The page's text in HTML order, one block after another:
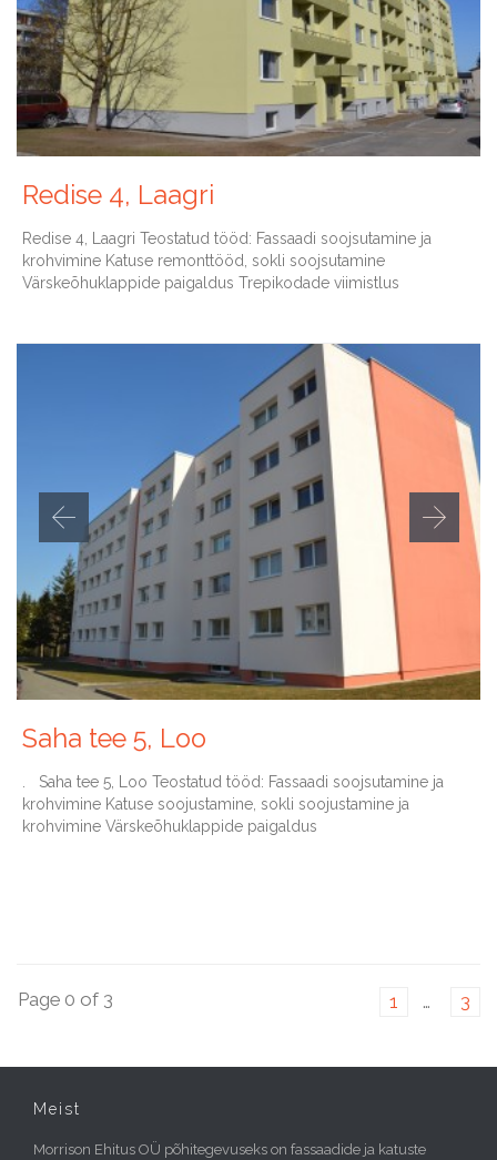
Redise 4, Laagri
Redise 4, Laagri Teostatud tööd: Fassaadi soojsutamine ja
krohvimine Katuse remonttööd, sokli soojsutamine
Värskeõhuklappide paigaldus Trepikodade viimistlus
Saha tee 5, Loo
. Saha tee 5, Loo Teostatud tööd: Fassaadi soojsutamine ja
krohvimine Katuse soojustamine, sokli soojustamine ja
krohvimine Värskeõhuklappide paigaldus
Page 0 of 3 1 … 3
Meist
Morrison Ehitus OÜ põhitegevuseks on fassaadide ja katuste